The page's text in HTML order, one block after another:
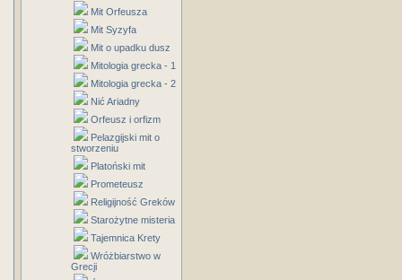
Mit Orfeusza
Mit Syzyfa
Mit o upadku dusz
Mitologia grecka - 1
Mitologia grecka - 2
Nić Ariadny
Orfeusz i orfizm
Pelazgijski mit o
stworzeniu
Platoński mit
Prometeusz
Religijność Greków
Starożytne misteria
Tajemnica Krety
Wróżbiarstwo w
Grecji